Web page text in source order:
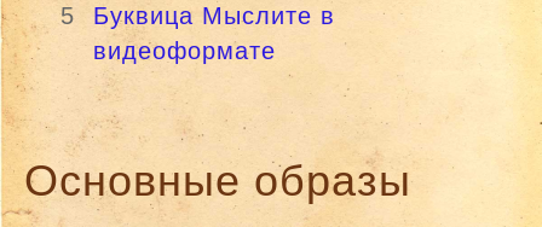
5
Буквица Мыслитe в
видеоформате
Основные образы